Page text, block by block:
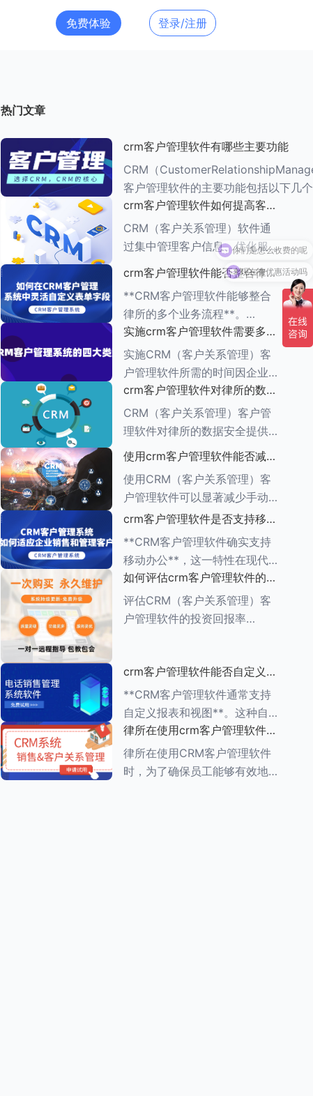
免费体验 登录/注册
热门文章
crm客户管理软件有哪些主要功能
CRM（
客户管理软件的主要功能包括以下几
###一、客户信息管理 CRM系统的核心功能是
客户信息管理
crm客户管理软件如何提高客户
满意度
CRM（客户关系管理）软件通
过集中管理客户信息、优化服务
流程、提供个性化服务等多种方
式，能够有效提高客户满意度。
以下是一些具体的方法： ###
一、集中管理客户信息 CRM软
件
crm客户管理软件能否整合律所
的多个业务流程
**CRM客户管理软件能够整合
律所的多个业务流程**。
CRM（客户关系管理）管理软
件的功能多种多样，旨在帮助企
业有效管理与客户之间的互动，
增强客户满意度，提升销售业
绩。以下是对CR
实施crm客户管理软件需要多长
时间
实施CRM（客户关系管理）客
户管理软件所需的时间因企业的
具体需求、系统复杂程度、企业
规模以及资源分配情况而异。一
般来说，整个实施周期可以分为
也有所不同。
crm客户管理软件对律所的数据
安全有何保障措施
CRM（客户关系管理）客户管
理软件对律所的数据安全提供了
一系列保障措施，这些措施旨在
和可用性。以下是一些关键的保
障措施： ###数据加密与存储
安全
使用crm客户管理软件能否减少
手动输入数据的工作量
使用CRM（客户关系管理）客
户管理软件可以显著减少手动输
入数据的工作量，原因如下：
1.**自动化数据收集**： -CRM
系统通常具有自动化数据捕获功
能，能够从多个来源
crm客户管理软件是否支持移动
办公
**CRM客户管理软件确实支持
移动办公**，这一特性在现代企
业管理中具有重要意义。以下是
对CRM客户管理软件支持移动
办公的详细阐述： ###一、移
如何评估crm客户管理软件的投
资回报率
评估CRM（客户关系管理）客
户管理软件的投资回报率
实施前后企业多个方面的比较和
分析。以下是一个详细的评估步
骤： ###
crm客户管理软件能否自定义报
表和视图
**CRM客户管理软件通常支持
自定义报表和视图**。这种自定
义功能使得企业能够根据自身的
业务需求，灵活调整和优化
CRM系统的数据展示方式，从
律所在使用crm客户管理软件
时，员工需要接受哪些培训
律所在使用CRM客户管理软件
时，为了确保员工能够有效地利